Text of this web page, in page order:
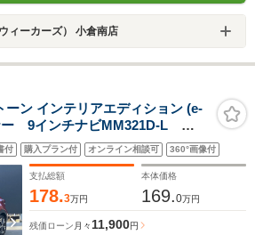
ィーカーズ） 小倉南店
ン インテリアエディション (e-
9インチナビMM321D-L
プロパイロット アラウンドビ
トヒーター インテリジェント
ル
付 購入プラン付 オンライン相談可 360°画像付
支払総額
178.3万円
本体価格
169.0万円
残価ローン 月々 11,900円